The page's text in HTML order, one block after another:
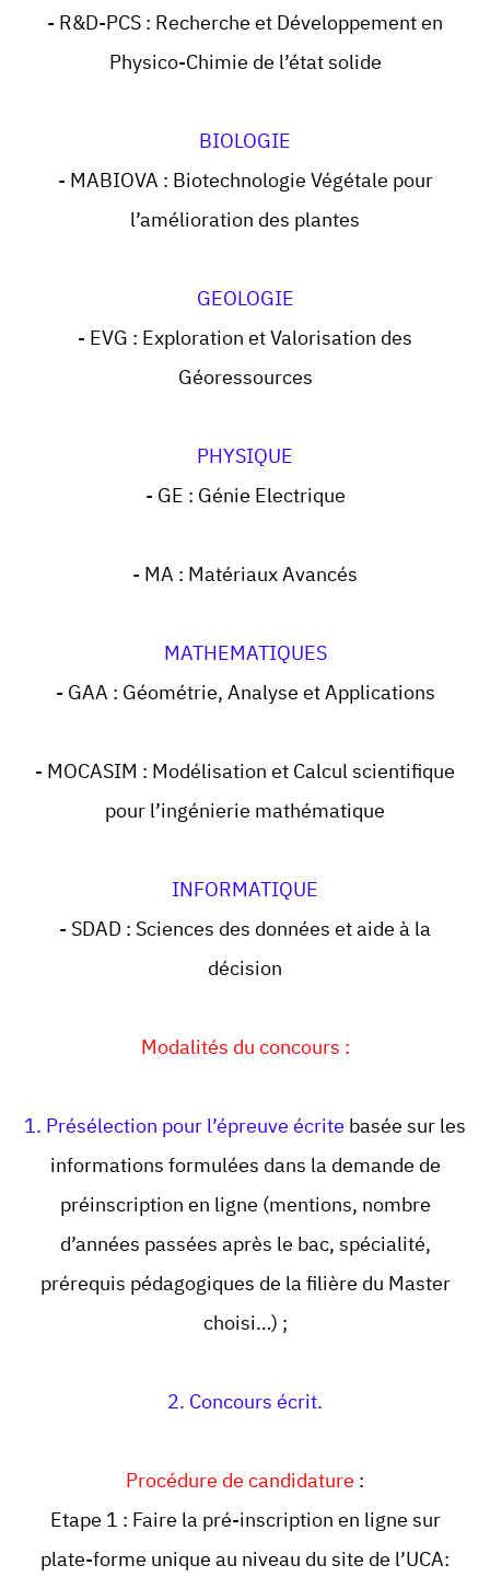
- R&D-PCS : Recherche et Développement en
Physico-Chimie de l’état solide
BIOLOGIE
- MABIOVA : Biotechnologie Végétale pour
l’amélioration des plantes
GEOLOGIE
- EVG : Exploration et Valorisation des
Géoressources
PHYSIQUE
- GE : Génie Electrique
- MA : Matériaux Avancés
MATHEMATIQUES
- GAA : Géométrie, Analyse et Applications
- MOCASIM : Modélisation et Calcul scientifique
pour l’ingénierie mathématique
INFORMATIQUE
- SDAD : Sciences des données et aide à la
décision
Modalités du concours :
1. Présélection pour l’épreuve écrite basée sur les
informations formulées dans la demande de
préinscription en ligne (mentions, nombre
d’années passées après le bac, spécialité,
prérequis pédagogiques de la filière du Master
choisi…) ;
2. Concours écrit.
Procédure de candidature :
Etape 1 : Faire la pré-inscription en ligne sur
plate-forme unique au niveau du site de l’UCA: